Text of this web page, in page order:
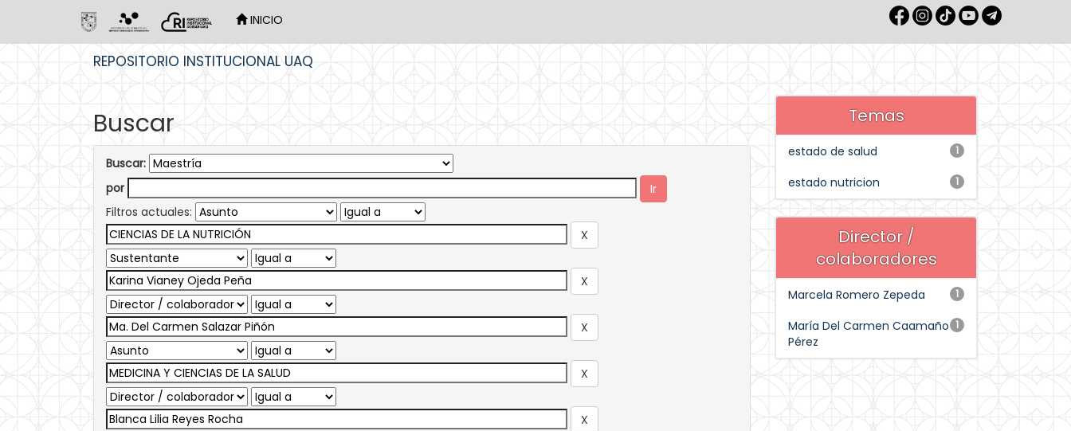
INICIO
REPOSITORIO INSTITUCIONAL UAQ
Buscar
Buscar:
por
Filtros actuales:
Temas
1
estado de salud
1
estado nutricion
Director /
colaboradores
1
Marcela Romero Zepeda
1
María Del Carmen Caamaño
Pérez